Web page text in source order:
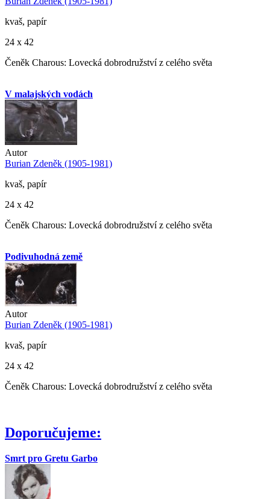
kvaš, papír
24 x 42
Čeněk Charous: Lovecká dobrodružství z celého světa
V malajských vodách
Autor
Burian Zdeněk (1905-1981)
kvaš, papír
24 x 42
Čeněk Charous: Lovecká dobrodružství z celého světa
Podivuhodná země
Autor
Burian Zdeněk (1905-1981)
kvaš, papír
24 x 42
Čeněk Charous: Lovecká dobrodružství z celého světa
Doporučujeme:
Smrt pro Gretu Garbo